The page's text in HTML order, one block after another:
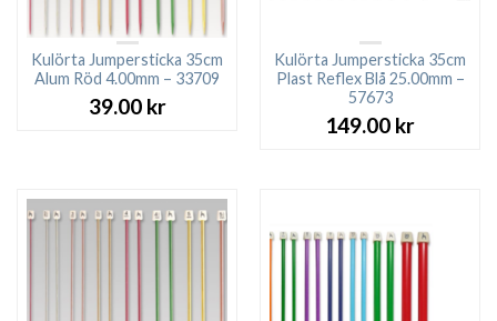
Kulörta Jumpersticka 35cm
Alum Röd 4.00mm – 33709
39.00 kr
Kulörta Jumpersticka 35cm
Plast Reflex Blå 25.00mm –
57673
149.00 kr